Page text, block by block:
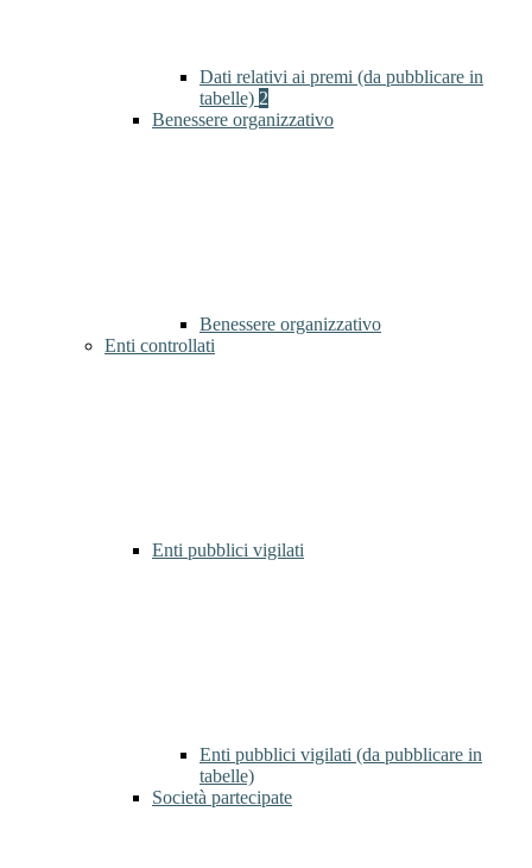
Dati relativi ai premi (da pubblicare in
tabelle) 2
Benessere organizzativo
Benessere organizzativo
Enti controllati
Enti pubblici vigilati
Enti pubblici vigilati (da pubblicare in
tabelle)
Società partecipate